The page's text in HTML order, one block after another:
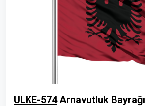
ULKE-574Arnavutluk Bayrağı